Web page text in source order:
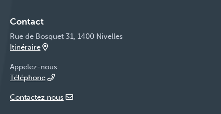
Contact
Rue de Bosquet 31, 1400 Nivelles
Itinéraire
Appelez-nous
Téléphone
Contactez nous